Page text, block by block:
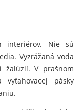
interiérov. Nie sú
Vyzrážaná voda
žalúzií. V prašnom
vyťahovacej pásky